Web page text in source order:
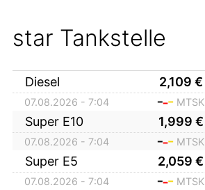
star Tankstelle
Diesel 2,109 €
07.08.2026 - 7:04 MTSK
Super E10 1,999 €
07.08.2026 - 7:04 MTSK
Super E5 2,059 €
07.08.2026 - 7:04 MTSK